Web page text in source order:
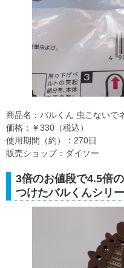
商品名：バルくん 虫こないで
価格：￥330（税込）
使用期間（約）：270日
販売ショップ：ダイソー
3倍のお値段で4.5倍
つけたバルくんシリ